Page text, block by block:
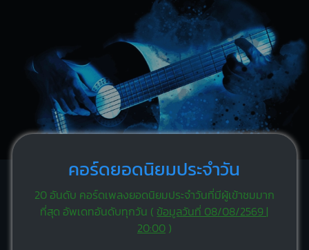
คอร์ดยอดนิยมประจำวัน
20 อันดับ คอร์ดเพลงยอดนิยมประจำวันที่มีผู้เข้าชมมาก
ที่สุด อัพเดทอันดับทุกวัน ( ข้อมูลวันที่ 08/08/2569 |
20:00)